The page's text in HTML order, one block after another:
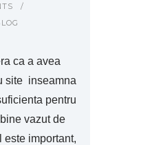
/
ca a avea
site inseamna
pentru
vazut de
este important,